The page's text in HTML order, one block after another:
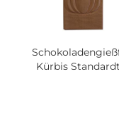
Kürbis